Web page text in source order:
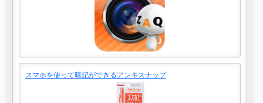
スマホを使って暗記ができるアンキスナップ